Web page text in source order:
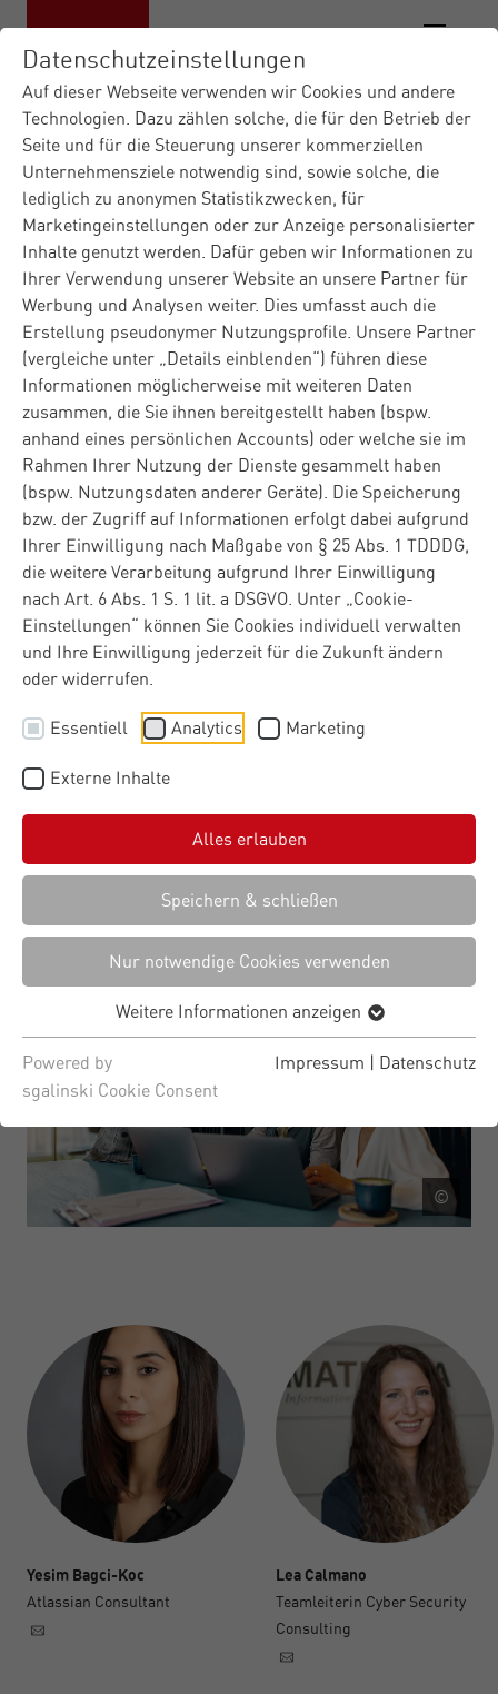
Datenschutzeinstellungen
Auf dieser Webseite verwenden wir Cookies und andere
Technologien. Dazu zählen solche, die für den Betrieb der
Seite und für die Steuerung unserer kommerziellen
Unternehmensziele notwendig sind, sowie solche, die
lediglich zu anonymen Statistikzwecken, für
Marketingeinstellungen oder zur Anzeige personalisierter
Inhalte genutzt werden. Dafür geben wir Informationen zu
Ihrer Verwendung unserer Website an unsere Partner für
Werbung und Analysen weiter. Dies umfasst auch die
Erstellung pseudonymer Nutzungsprofile. Unsere Partner
(vergleiche unter „Details einblenden“) führen diese
Informationen möglicherweise mit weiteren Daten
zusammen, die Sie ihnen bereitgestellt haben (bspw.
anhand eines persönlichen Accounts) oder welche sie im
Rahmen Ihrer Nutzung der Dienste gesammelt haben
(bspw. Nutzungsdaten anderer Geräte). Die Speicherung
bzw. der Zugriff auf Informationen erfolgt dabei aufgrund
Ihrer Einwilligung nach Maßgabe von § 25 Abs. 1 TDDDG,
die weitere Verarbeitung aufgrund Ihrer Einwilligung
nach Art. 6 Abs. 1 S. 1 lit. a DSGVO. Unter „Cookie-
Einstellungen“ können Sie Cookies individuell verwalten
und Ihre Einwilligung jederzeit für die Zukunft ändern
oder widerrufen.
Essentiell Analytics Marketing
Externe Inhalte
Alles erlauben
Speichern & schließen
Nur notwendige Cookies verwenden
Weitere Informationen anzeigen
Powered by
sgalinski Cookie Consent
Impressum | Datenschutz
Materna IT-Dienstleister| Insights|Blog
Enterprise Service Manage...|Business
Continuity Manag...
31.03.2026
Blog
Enterprise Service Management
Business Continuity
Management in der
Praxis: Handlungsfähig
bleiben im Störungsfall
Unternehmen investieren viel Zeit in Strategien, Prozesse
und IT-Systeme. Doch was passiert, wenn plötzlich ein
zentraler Standort ausfällt, eine kritische Anwendung
nicht mehr erreichbar ist oder eine Lieferkette
unterbrochen wird? Genau für solche Situationen ist
Business Continuity Management (BCM) gedacht.
ersten Teil unserer Blogserie
warum Zusammenarbeit ein entscheidender
diesem Beitrag geht es einen Schritt weiter: Wie lassen
sich BCM-Prozesse in der Praxis umsetzen – und wie
©
Yesim Bagci-Koc
Atlassian Consultant
Lea Calmano
Teamleiterin Cyber Security
Consulting